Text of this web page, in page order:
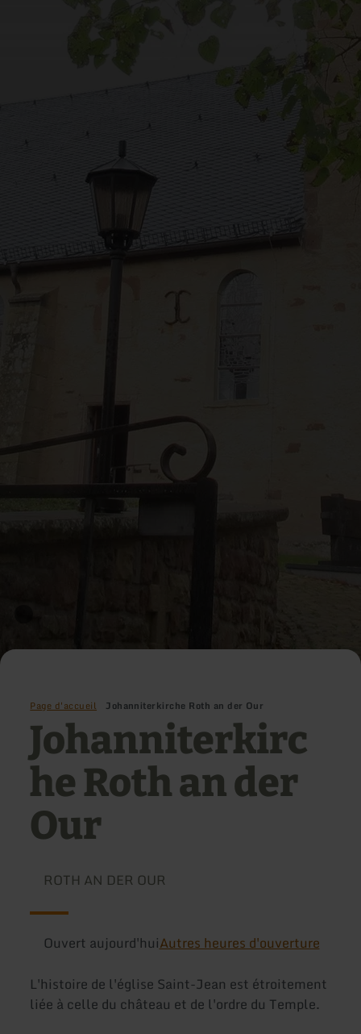
Page d'accueil Johanniterkirche Roth an der Our
Johanniterkirc
he Roth an der
Our
ROTH AN DER OUR
Ouvert aujourd'huiAutres heures d'ouverture
L'histoire de l'église Saint-Jean est étroitement
liée à celle du château et de l'ordre du Temple.